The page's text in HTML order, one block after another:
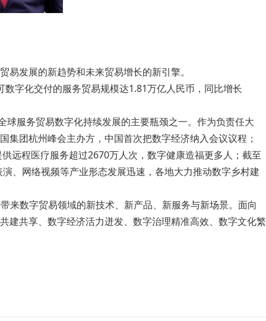
发展的新趋势和未来贸易增长的新引擎。
字化交付的服务贸易规模达1.81万亿人民币，同比增长
服务贸易数字化持续发展的主要瓶颈之一。作为负责任大
团杭州峰会主办方，中国首次把数字经济纳入会议议程；
远程医疗服务超过2670万人次，数字健康造福更多人；截至
、网络视频等产业形态发展迅速，各地大力推动数字乡村建
来数字贸易领域的新技术、新产品、新服务与新场景。面向
建共享、数字经济活力迸发、数字治理精准高效、数字文化繁